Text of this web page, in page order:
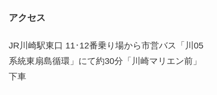
アクセス
JR川崎駅東口 11･12番乗り場から市営バス「川05
系統東扇島循環」にて約30分「川崎マリエン前」
下車